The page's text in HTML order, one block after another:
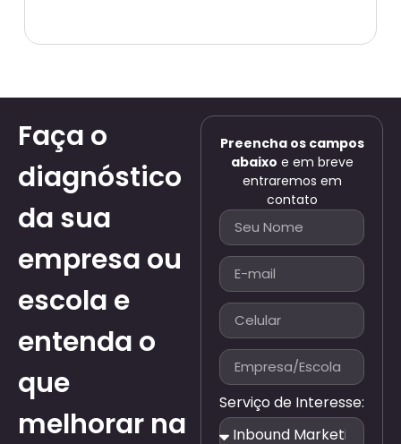
Faça o
diagnóstico
da sua
empresa ou
escola e
entenda o
que
melhorar na
Preencha os campos
abaixo e em breve
entraremos em
contato
Serviço de Interesse: